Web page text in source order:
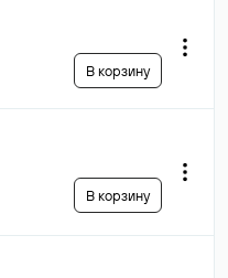
В корзину
В корзину